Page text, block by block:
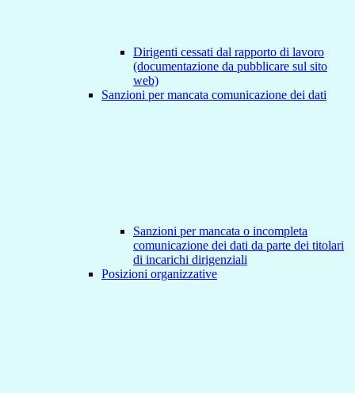
Dirigenti cessati dal rapporto di lavoro
(documentazione da pubblicare sul sito
web)
Sanzioni per mancata comunicazione dei dati
Sanzioni per mancata o incompleta
comunicazione dei dati da parte dei titolari
di incarichi dirigenziali
Posizioni organizzative